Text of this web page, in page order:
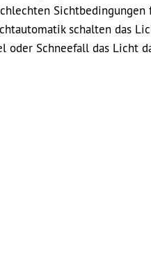
schalten das
oder Schneefall das Licht